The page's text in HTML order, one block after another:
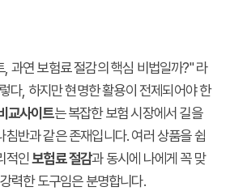
과연 보험료 절감의 핵심 비법일까?" 라
다, 하지만 현명한 활용이 전제되어야 한
교사이트는 복잡한 보험 시장에서 길을
침반과 같은 존재입니다. 여러 상품을 쉽
적인보험료 절감과 동시에 나에게 꼭 맞
력한 도구임은 분명합니다.